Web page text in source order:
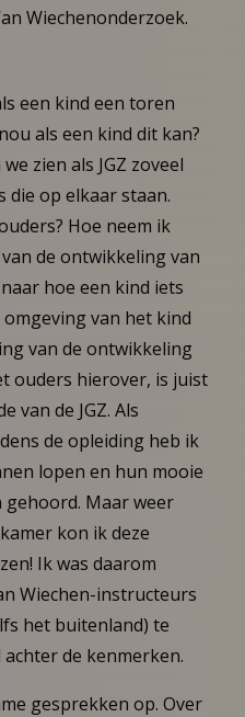
Wiechenonderzoek.
een kind een toren
als een kind dit kan?
zien als JGZ zoveel
die op elkaar staan.
Hoe neem ik
de ontwikkeling van
hoe een kind iets
van het kind
van de ontwikkeling
ouders hierover, is juist
van de JGZ. Als
de opleiding heb ik
lopen en hun mooie
Maar weer
kon ik deze
Ik was daarom
Wiechen-instructeurs
het buitenland) te
de kenmerken.
gesprekken op. Over